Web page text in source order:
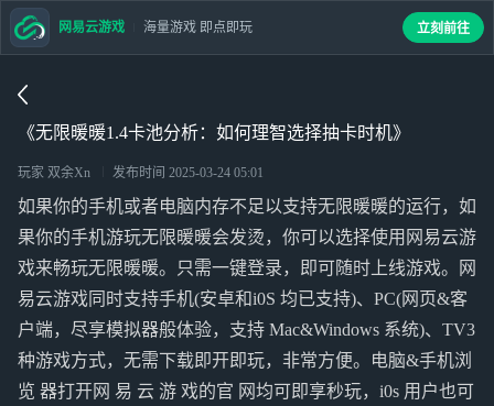
《无限暖暖1.4卡池分析：如何理智选择抽卡时机》
玩家 双余Xn 发布时间 2025-03-24 05:01
如果你的手机或者电脑内存不足以支持无限暖暖的运行，如
果你的手机游玩无限暖暖会发烫，你可以选择使用网易云游
戏来畅玩无限暖暖。只需一键登录，即可随时上线游戏。网
易云游戏同时支持手机(安卓和i0S 均已支持)、PC(网页&客
户端，尽享模拟器般体验，支持 Mac&Windows 系统)、TV3
种游戏方式，无需下载即开即玩，非常方便。电脑&手机浏
览 器打开网 易 云 游 戏的官 网均可即享秒玩，i0s 用户也可
网易云游戏 海量游戏 即点即玩 立刻前往